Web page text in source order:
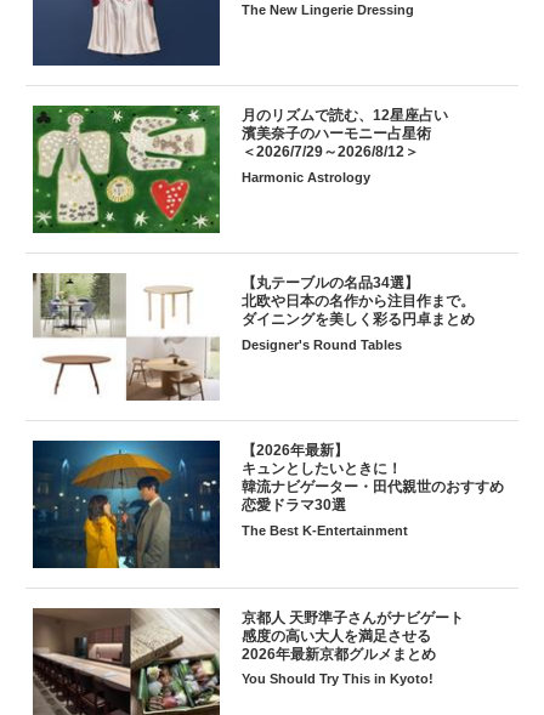
The New Lingerie Dressing
月のリズムで読む、12星座占い
濱美奈子のハーモニー占星術
＜2026/7/29～2026/8/12＞
Harmonic Astrology
【丸テーブルの名品34選】
北欧や日本の名作から注目作まで。
ダイニングを美しく彩る円卓まとめ
Designer's Round Tables
【2026年最新】
キュンとしたいときに！
韓流ナビゲーター・田代親世のおすすめ
恋愛ドラマ30選
The Best K-Entertainment
京都人 天野準子さんがナビゲート
感度の高い大人を満足させる
2026年最新京都グルメまとめ
You Should Try This in Kyoto!